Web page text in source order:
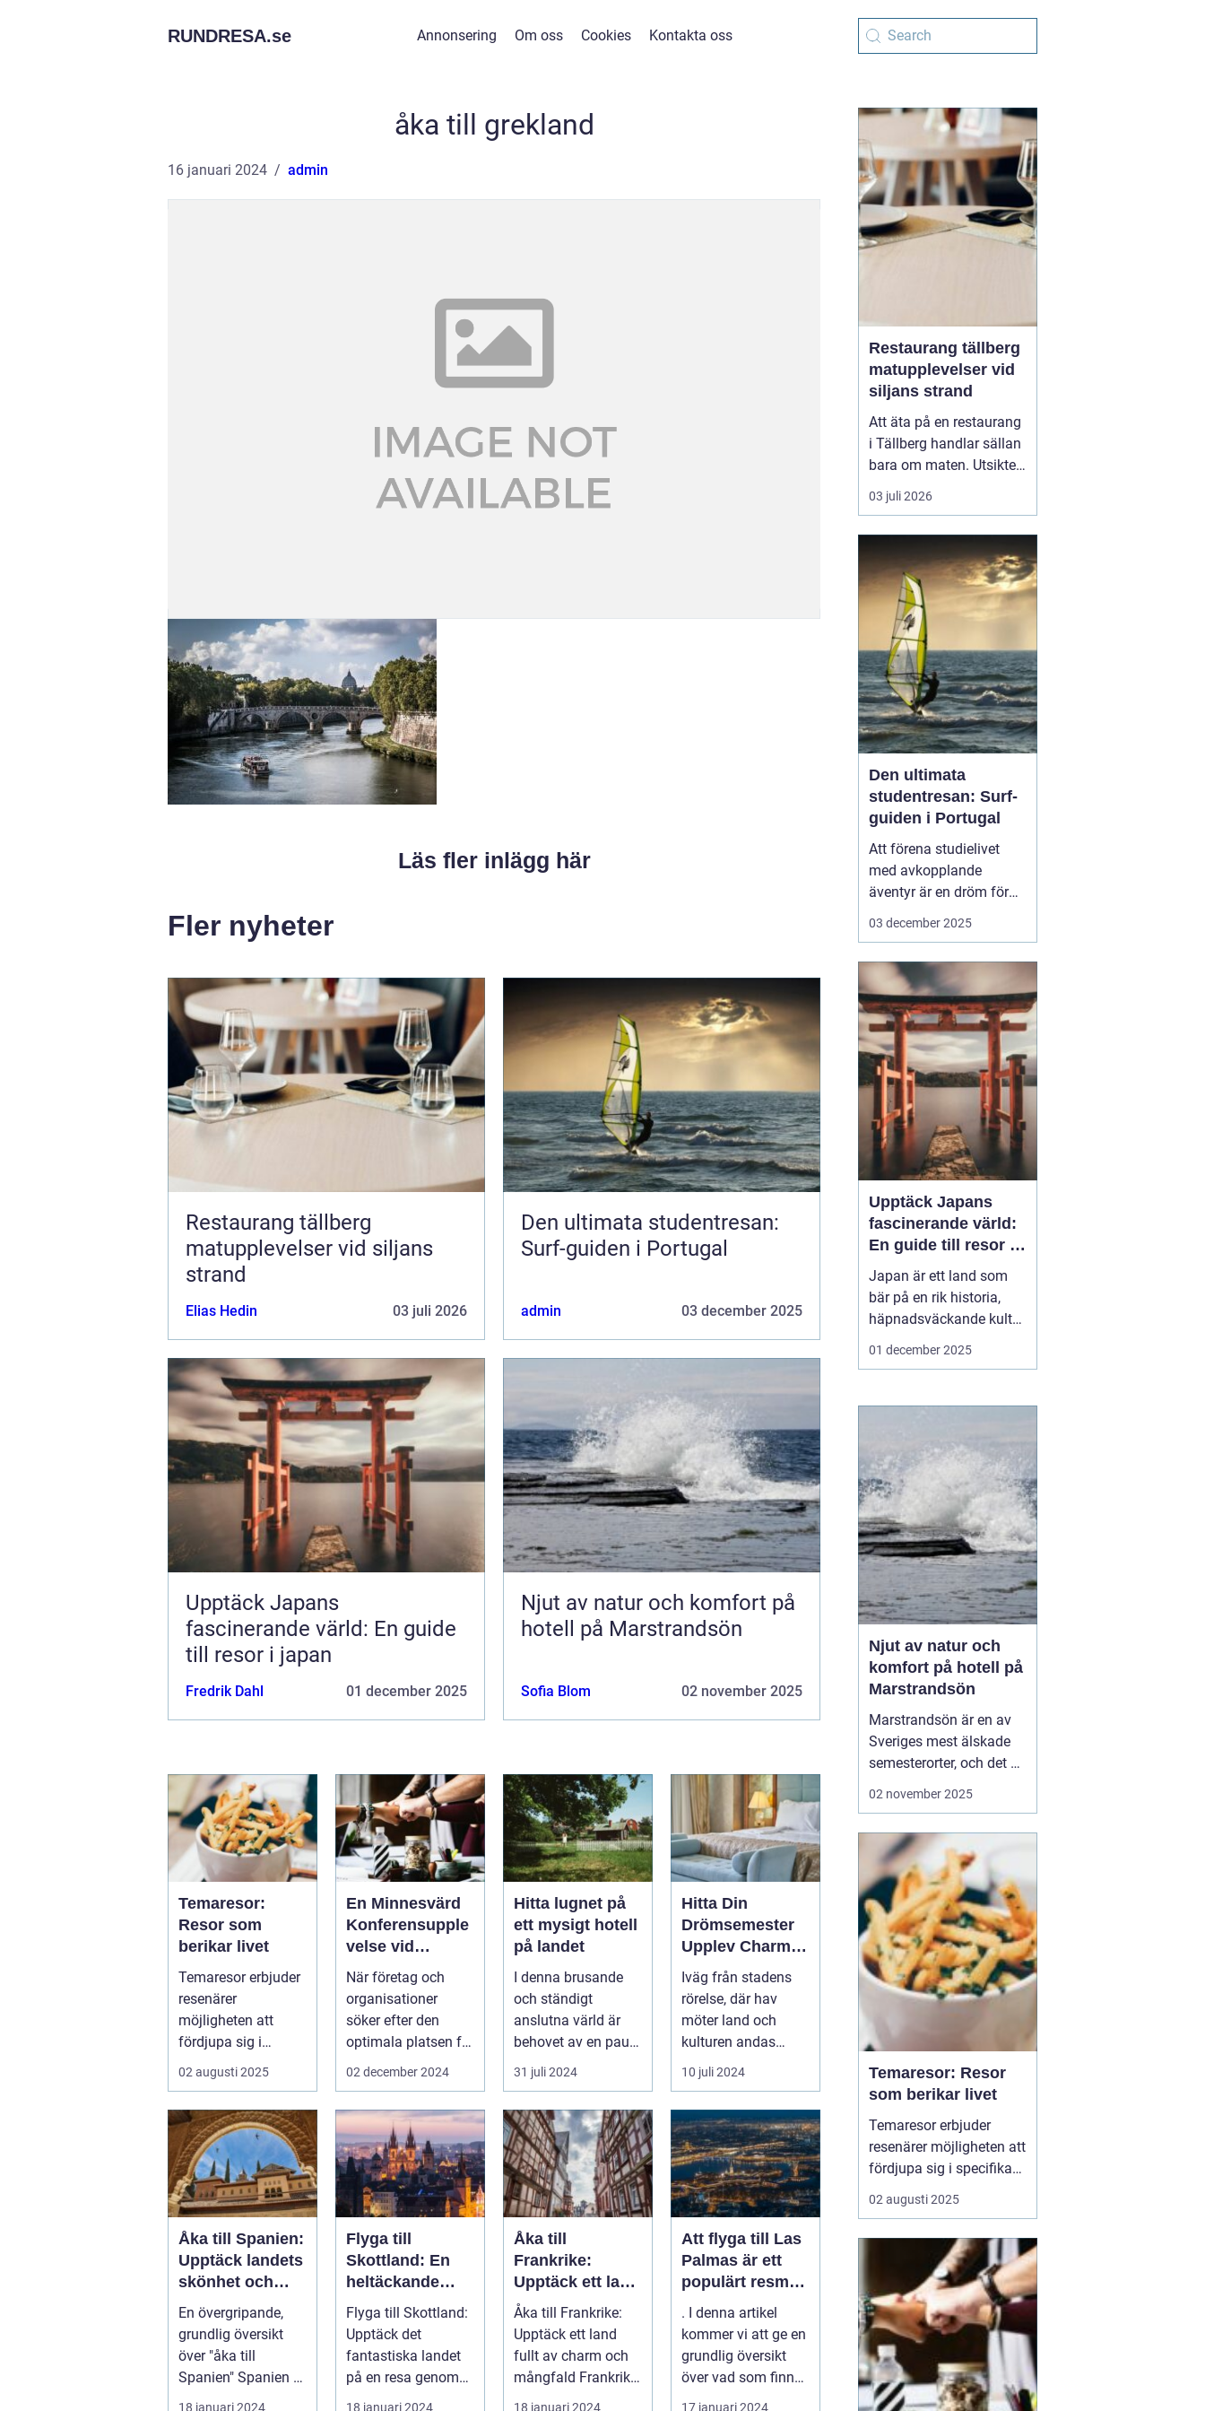
RUNDRESA.se Annonsering Om oss Cookies Kontakta oss
åka till grekland
16 januari 2024 admin
Läs fler inlägg här
Fler nyheter
Restaurang tällberg
matupplevelser vid siljans
strand
Elias Hedin 03 juli 2026
Den ultimata studentresan:
Surf-guiden i Portugal
admin 03 december 2025
Upptäck Japans
fascinerande värld: En guide
till resor i japan
Fredrik Dahl 01 december 2025
Njut av natur och komfort på
hotell på Marstrandsön
Sofia Blom 02 november 2025
Temaresor:
Resor som
berikar livet
Temaresor erbjuder
resenärer
möjligheten att
fördjupa sig i
specifika intressen
eller...
02 augusti 2025
En Minnesvärd
Konferensupple
velse vid
Tylösands Kust
När företag och
organisationer
söker efter den
optimala platsen för
sin näs...
02 december 2024
Hitta lugnet på
ett mysigt hotell
på landet
I denna brusande
och ständigt
anslutna värld är
behovet av en paus,
en stund av frid,...
31 juli 2024
Hitta Din
Drömsemester
Upplev Charmen
med Hotell i
Halland
Iväg från stadens
rörelse, där hav
möter land och
kulturen andas
historia ...
10 juli 2024
Åka till Spanien:
Upptäck landets
skönhet och
kultur
En övergripande,
grundlig översikt
över "åka till
Spanien" Spanien är
ett av Europas mest
18 januari 2024
Flyga till
Skottland: En
heltäckande
guide
Flyga till Skottland:
Upptäck det
fantastiska landet
på en resa genom
luften Introduktion:
18 januari 2024
Åka till
Frankrike:
Upptäck ett land
fullt av charm
och mångfald
Åka till Frankrike:
Upptäck ett land
fullt av charm och
mångfald Frankrike
är ett land som
18 januari 2024
Att flyga till Las
Palmas är ett
populärt resmål
för många
resenärer, som
dras till de
vackra
. I denna artikel
kommer vi att ge en
grundlig översikt
över vad som finns
att upptäcka när
17 januari 2024
Restaurang tällberg
matupplevelser vid
siljans strand
Att äta på en restaurang
i Tällberg handlar sällan
bara om maten. Utsikten
över Siljan, de faluröda
gårdarna och den tydliga
gör varje måltid till en
helhetsupplevelse.
Samtidigt har byn
utvecklats till ett litet
kulinariskt na...
03 juli 2026
Den ultimata
studentresan: Surf-
guiden i Portugal
Att förena studielivet
med avkopplande
äventyr är en dröm för
många studenter. Att ta
surf, sol och nya möten
kan vara just den
upplevelse som fyller
p&ar...
03 december 2025
Upptäck Japans
fascinerande värld:
En guide till resor i
japan
Japan är ett land som
bär på en rik historia,
häpnadsväckande kultur
och en unik blandning
lockar ständigt resenärer
önskar uppleva allt fr&...
01 december 2025
Njut av natur och
komfort på hotell på
Marstrandsön
Marstrandsön är en av
Sveriges mest älskade
semesterorter, och det är
inte svårt att förstå
naturskönhet och
modern komfort,
erbjuder denna ö en
perfek...
02 november 2025
Temaresor: Resor
som berikar livet
Temaresor erbjuder
resenärer möjligheten att
fördjupa sig i specifika
intressen eller hobbyer,
vilket gör resan mer
berikande. Temaresor
kan innefatta allt från
kulinariska äventyr till
historiska expedi...
02 augusti 2025